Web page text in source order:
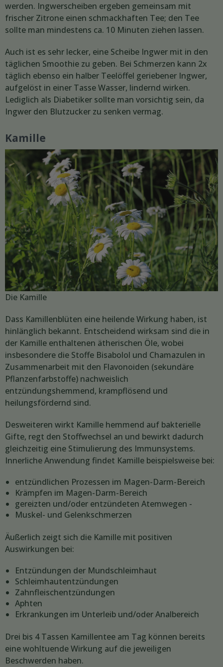
werden. Ingwerscheiben ergeben gemeinsam mit
frischer Zitrone einen schmackhaften Tee; den Tee
sollte man mindestens ca. 10 Minuten ziehen lassen.
Auch ist es sehr lecker, eine Scheibe Ingwer mit in den
täglichen Smoothie zu geben. Bei Schmerzen kann 2x
täglich ebenso ein halber Teelöffel geriebener Ingwer,
aufgelöst in einer Tasse Wasser, lindernd wirken.
Lediglich als Diabetiker sollte man vorsichtig sein, da
Ingwer den Blutzucker zu senken vermag.
Kamille
Die Kamille
Dass Kamillenblüten eine heilende Wirkung haben, ist
hinlänglich bekannt. Entscheidend wirksam sind die in
der Kamille enthaltenen ätherischen Öle, wobei
insbesondere die Stoffe Bisabolol und Chamazulen in
Zusammenarbeit mit den Flavonoiden (sekundäre
Pflanzenfarbstoffe) nachweislich
entzündungshemmend, krampflösend und
heilungsfördernd sind.
Desweiteren wirkt Kamille hemmend auf bakterielle
Gifte, regt den Stoffwechsel an und bewirkt dadurch
gleichzeitig eine Stimulierung des Immunsystems.
Innerliche Anwendung findet Kamille beispielsweise bei:
entzündlichen Prozessen im Magen-Darm-Bereich
Krämpfen im Magen-Darm-Bereich
gereizten und/oder entzündeten Atemwegen -
Muskel- und Gelenkschmerzen
Äußerlich zeigt sich die Kamille mit positiven
Auswirkungen bei:
Entzündungen der Mundschleimhaut
Schleimhautentzündungen
Zahnfleischentzündungen
Aphten
Erkrankungen im Unterleib und/oder Analbereich
Drei bis 4 Tassen Kamillentee am Tag können bereits
eine wohltuende Wirkung auf die jeweiligen
Beschwerden haben.